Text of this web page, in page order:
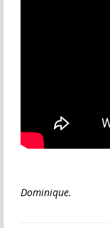
Dominique.